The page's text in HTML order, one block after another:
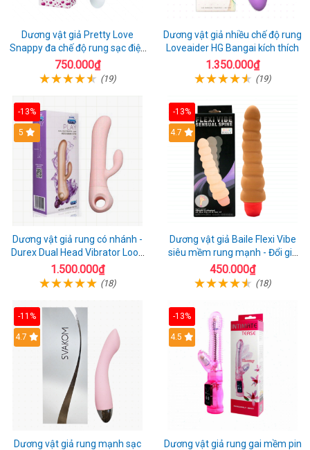
Dương vật giả Pretty Love
Snappy đa chế độ rung sạc điện
kích thích nữ
750.000₫
(19)
Dương vật giả nhiều chế độ rung
Loveaider HG Bangai kích thích
1.350.000₫
(19)
-13%
5
Dương vật giả rung có nhánh -
Durex Dual Head Vibrator Loop
21
1.500.000₫
(18)
-13%
4.7
Dương vật giả Baile Flexi Vibe
siêu mềm rung mạnh - Đổi gió
cuộc yêu mới
450.000₫
(18)
-11%
4.7
Dương vật giả rung mạnh sạc
-13%
4.5
Dương vật giả rung gai mềm pin